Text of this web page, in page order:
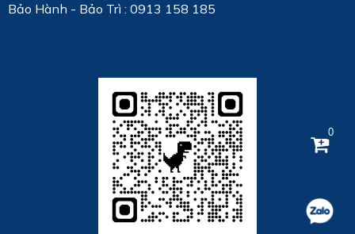
Bảo Hành - Bảo Trì : 0913 158 185
0